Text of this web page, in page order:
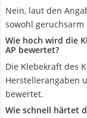
Nein, laut den
sowohl
Wie hoch wird die
AP bewertet?
Die Klebekraft des
Herstellerangaben
bewertet.
Wie schnell härtet